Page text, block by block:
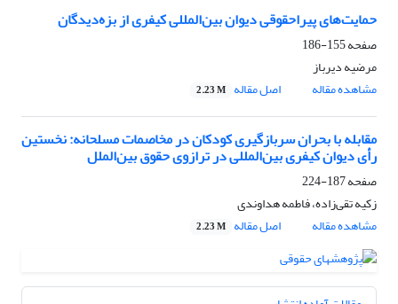
حمایت‌های پیراحقوقی دیوان بین‌المللی کیفری از بزه‌دیدگان
صفحه155-186
مرضیه دیرباز
مشاهده مقاله
اصل مقاله 2.23 M
مقابله با بحران سربازگیری کودکان در مخاصمات مسلحانه: نخستین
رأی دیوان کیفری بین‌المللی در ترازوی حقوق بین‌الملل
صفحه187-224
زکیه تقی‌زاده، فاطمه هداوندی
مشاهده مقاله
اصل مقاله 2.23 M